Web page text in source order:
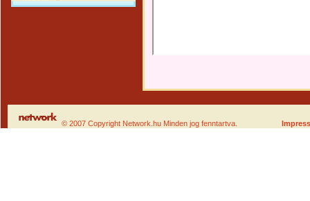
© 2007 Copyright Network.hu Minden jog fenntartva.